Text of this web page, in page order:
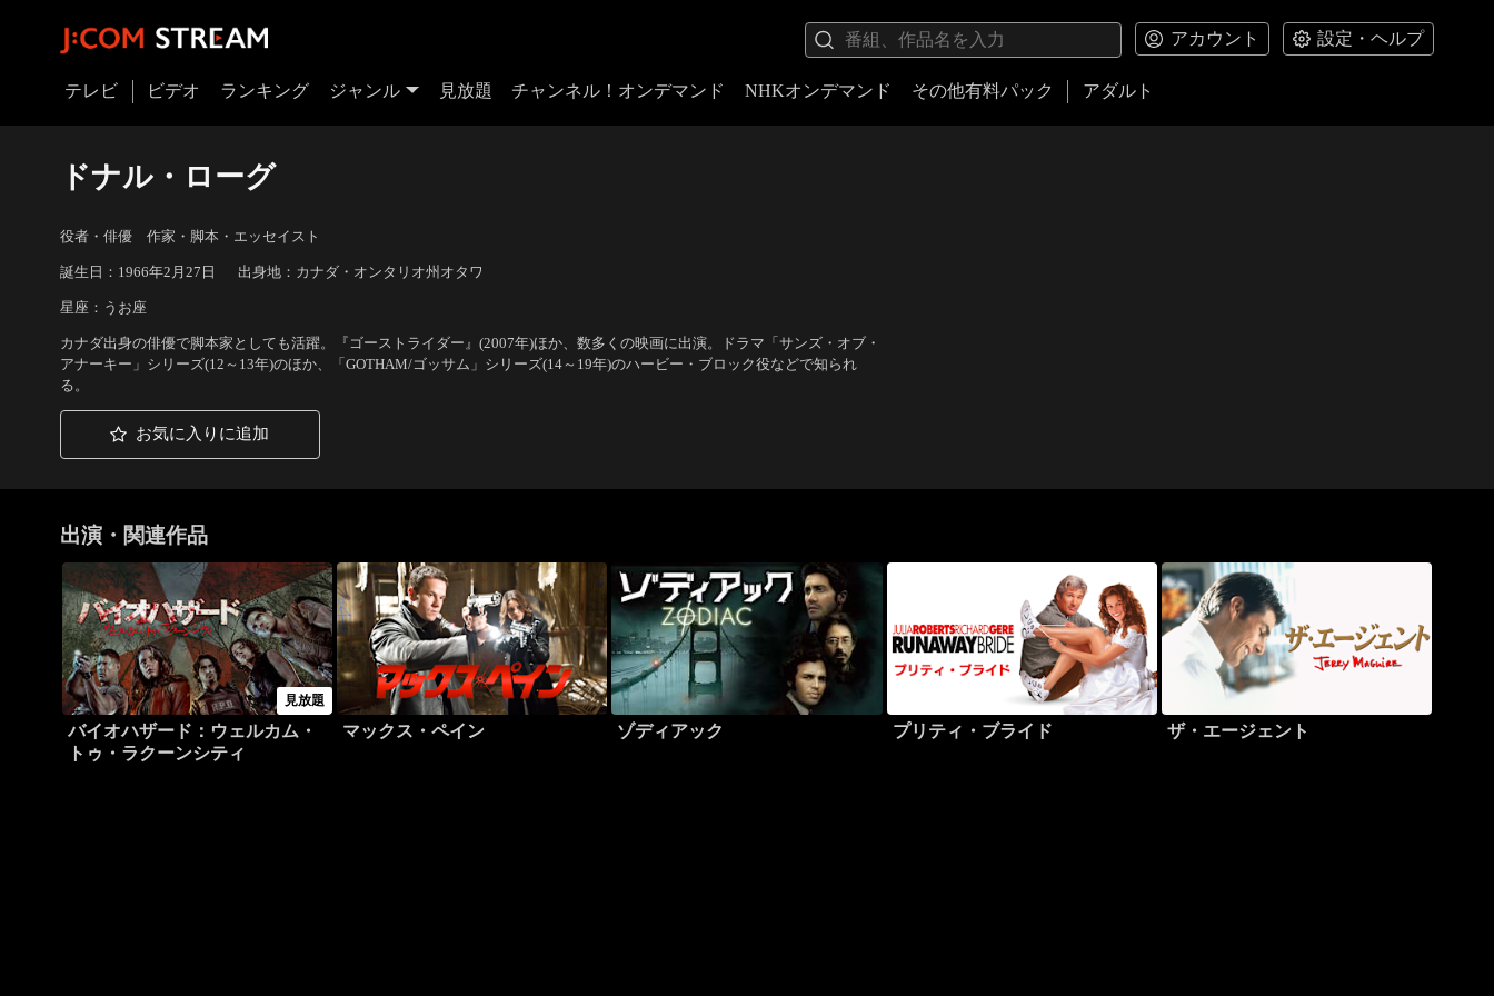
アカウント 設定・ヘルプ
テレビ ビデオ ランキング ジャンル 見放題 チャンネル！オンデマンド NHKオンデマンド その他有料パック アダルト
ドナル・ローグ
役者・俳優 作家・脚本・エッセイスト
誕生日：1966年2月27日 出身地：カナダ・オンタリオ州オタワ
星座：うお座
カナダ出身の俳優で脚本家としても活躍。『ゴーストライダー』(2007年)ほか、数多くの映画に出演。ドラマ「サンズ・オブ・
アナーキー」シリーズ(12～13年)のほか、「GOTHAM/ゴッサム」シリーズ(14～19年)のハービー・ブロック役などで知られ
る。
お気に入りに追加
出演・関連作品
見放題
バイオハザード：ウェルカム・
トゥ・ラクーンシティ
マックス・ペイン ゾディアック プリティ・ブライド ザ・エージェント